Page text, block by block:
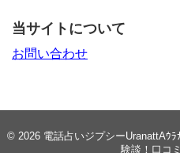
当サイトについて
お問い合わせ
© 2026 電話占いジプシーUranattAｳ
験談！口コ